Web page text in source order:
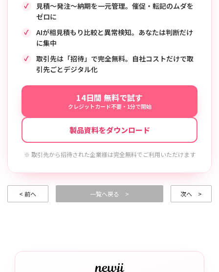
見積〜発注〜納期を一元管理。催促・転記のムダを
ゼロに
AIが相見積もり比較と異常検知。あなたは判断だけ
に集中
取引先は「招待」で完全無料。自社コストだけで取
引先ごとデジタル化
14日間 無料で試す
クレジットカード不要・1分で開始
製品資料をダウンロード
※ 取引先から招待された企業様は完全無料でご利用いただけます
< 前へ 一覧へ戻る > 次へ >